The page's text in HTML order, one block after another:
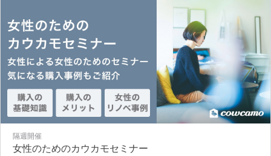
隔週開催
女性のためのカウカモセミナー